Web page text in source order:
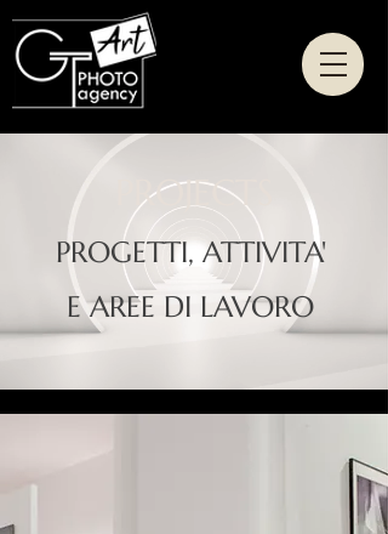
PROJECTS
PROGETTI, ATTIVITA'
E AREE DI LAVORO